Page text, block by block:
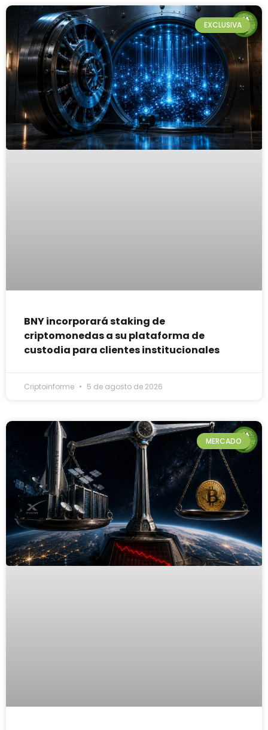
EXCLUSIVA
BNY incorporará staking de
criptomonedas a su plataforma de
custodia para clientes institucionales
Criptoinforme 5 de agosto de 2026
MERCADO